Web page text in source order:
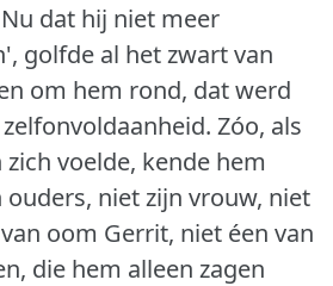
Nu dat hij niet meer
golfde al het zwart van
om hem rond, dat werd
Zóo, als
voelde, kende hem
niet zijn vrouw, niet
oom Gerrit, niet éen van
die hem alleen zagen